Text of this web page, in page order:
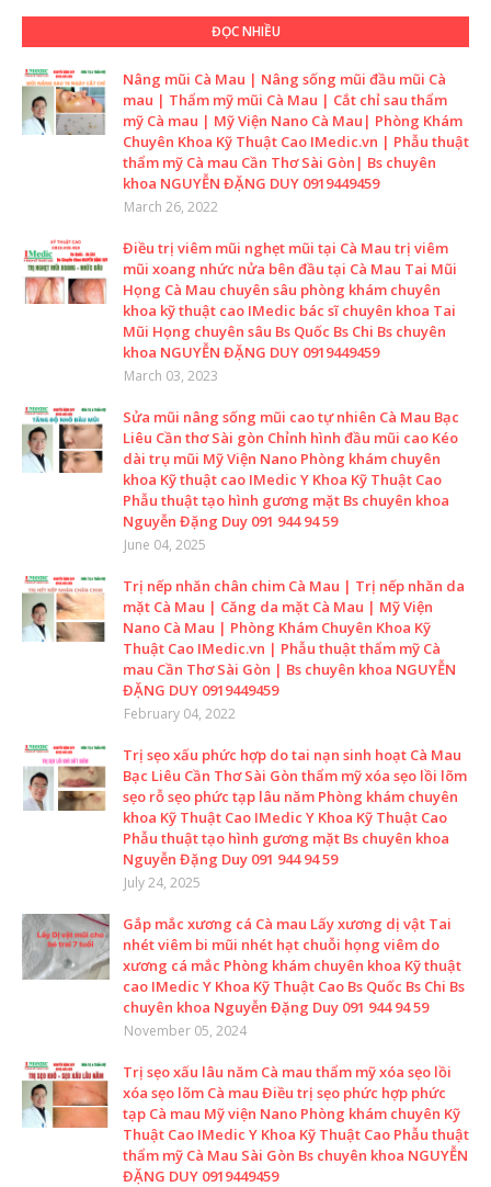
ĐỌC NHIỀU
Nâng mũi Cà Mau | Nâng sống mũi đầu mũi Cà
mau | Thẩm mỹ mũi Cà Mau | Cắt chỉ sau thẩm
mỹ Cà mau | Mỹ Viện Nano Cà Mau| Phòng Khám
Chuyên Khoa Kỹ Thuật Cao IMedic.vn | Phẫu thuật
thẩm mỹ Cà mau Cần Thơ Sài Gòn| Bs chuyên
khoa NGUYỄN ĐẶNG DUY 0919449459
March 26, 2022
Điều trị viêm mũi nghẹt mũi tại Cà Mau trị viêm
mũi xoang nhức nửa bên đầu tại Cà Mau Tai Mũi
Họng Cà Mau chuyên sâu phòng khám chuyên
khoa kỹ thuật cao IMedic bác sĩ chuyên khoa Tai
Mũi Họng chuyên sâu Bs Quốc Bs Chi Bs chuyên
khoa NGUYỄN ĐẶNG DUY 0919449459
March 03, 2023
Sửa mũi nâng sống mũi cao tự nhiên Cà Mau Bạc
Liêu Cần thơ Sài gòn Chỉnh hình đầu mũi cao Kéo
dài trụ mũi Mỹ Viện Nano Phòng khám chuyên
khoa Kỹ thuật cao IMedic Y Khoa Kỹ Thuật Cao
Phẫu thuật tạo hình gương mặt Bs chuyên khoa
Nguyễn Đặng Duy 091 944 94 59
June 04, 2025
Trị nếp nhăn chân chim Cà Mau | Trị nếp nhăn da
mặt Cà Mau | Căng da mặt Cà Mau | Mỹ Viện
Nano Cà Mau | Phòng Khám Chuyên Khoa Kỹ
Thuật Cao IMedic.vn | Phẫu thuật thẩm mỹ Cà
mau Cần Thơ Sài Gòn | Bs chuyên khoa NGUYỄN
ĐẶNG DUY 0919449459
February 04, 2022
Trị sẹo xấu phức hợp do tai nạn sinh hoạt Cà Mau
Bạc Liêu Cần Thơ Sài Gòn thẩm mỹ xóa sẹo lồi lõm
sẹo rỗ sẹo phức tạp lâu năm Phòng khám chuyên
khoa Kỹ Thuật Cao IMedic Y Khoa Kỹ Thuật Cao
Phẫu thuật tạo hình gương mặt Bs chuyên khoa
Nguyễn Đặng Duy 091 944 94 59
July 24, 2025
Gắp mắc xương cá Cà mau Lấy xương dị vật Tai
nhét viêm bi mũi nhét hạt chuỗi họng viêm do
xương cá mắc Phòng khám chuyên khoa Kỹ thuật
cao IMedic Y Khoa Kỹ Thuật Cao Bs Quốc Bs Chi Bs
chuyên khoa Nguyễn Đặng Duy 091 944 94 59
November 05, 2024
Trị sẹo xấu lâu năm Cà mau thẩm mỹ xóa sẹo lồi
xóa sẹo lõm Cà mau Điều trị sẹo phức hợp phức
tạp Cà mau Mỹ viện Nano Phòng khám chuyên Kỹ
Thuật Cao IMedic Y Khoa Kỹ Thuật Cao Phẫu thuật
thẩm mỹ Cà Mau Sài Gòn Bs chuyên khoa NGUYỄN
ĐẶNG DUY 0919449459